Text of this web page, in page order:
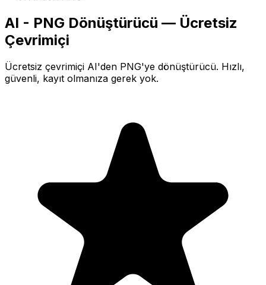
AI - PNG Dönüştürücü — Ücretsiz
Çevrimiçi
Ücretsiz çevrimiçi AI'den PNG'ye dönüştürücü. Hızlı,
güvenli, kayıt olmanıza gerek yok.